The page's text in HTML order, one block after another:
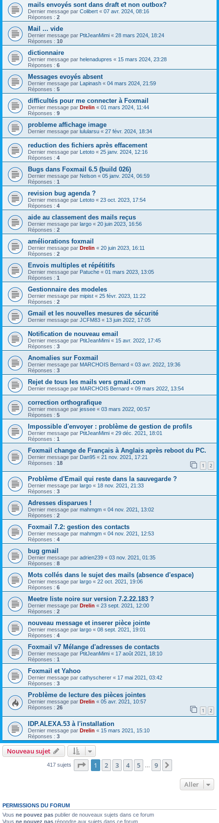
mails envoyés sont dans draft et non outbox?
Dernier message par Colibert « 07 avr. 2024, 08:16
Réponses : 2
Mail ... vide
Dernier message par PtitJeanMimi « 28 mars 2024, 18:24
Réponses : 10
dictionnaire
Dernier message par helenadupres « 15 mars 2024, 23:28
Réponses : 6
Messages evoyés absent
Dernier message par Lapinash « 04 mars 2024, 21:59
Réponses : 5
difficultés pour me connecter à Foxmail
Dernier message par Drelin « 01 mars 2024, 11:44
Réponses : 9
probleme affichage image
Dernier message par lulularsu « 27 févr. 2024, 18:34
reduction des fichiers après effacement
Dernier message par Letoto « 25 janv. 2024, 12:16
Réponses : 4
Bugs dans Foxmail 6.5 (build 026)
Dernier message par Nelson « 05 janv. 2024, 06:59
Réponses : 1
revision bug agenda ?
Dernier message par Letoto « 23 oct. 2023, 17:54
Réponses : 4
aide au classement des mails reçus
Dernier message par largo « 20 juin 2023, 16:56
Réponses : 2
améliorations foxmail
Dernier message par Drelin « 20 juin 2023, 16:11
Réponses : 2
Envois multiples et répétitifs
Dernier message par Patuche « 01 mars 2023, 13:05
Réponses : 1
Gestionnaire des modeles
Dernier message par mipist « 25 févr. 2023, 11:22
Réponses : 2
Gmail et les nouvelles mesures de sécurité
Dernier message par JCFM83 « 13 juin 2022, 17:05
Notification de nouveau email
Dernier message par PtitJeanMimi « 15 avr. 2022, 17:45
Réponses : 3
Anomalies sur Foxmail
Dernier message par MARCHOIS Bernard « 03 avr. 2022, 19:36
Réponses : 3
Rejet de tous les mails vers gmail.com
Dernier message par MARCHOIS Bernard « 09 mars 2022, 13:54
correction orthografique
Dernier message par jessee « 03 mars 2022, 00:57
Réponses : 5
Impossible d'envoyer : problème de gestion de profils
Dernier message par PtitJeanMimi « 29 déc. 2021, 18:01
Réponses : 1
Foxmail change de Français à Anglais après reboot du PC.
Dernier message par Dan95 « 21 nov. 2021, 17:21
Réponses : 18 1 2
Problème d'Email qui reste dans la sauvegarde ?
Dernier message par largo « 18 nov. 2021, 21:33
Réponses : 3
Adresses disparues !
Dernier message par mahmgm « 04 nov. 2021, 13:02
Réponses : 2
Foxmail 7.2: gestion des contacts
Dernier message par mahmgm « 04 nov. 2021, 12:53
Réponses : 4
bug gmail
Dernier message par adrien239 « 03 nov. 2021, 01:35
Réponses : 8
Mots collés dans le sujet des mails (absence d'espace)
Dernier message par largo « 22 oct. 2021, 19:06
Réponses : 6
Meetre liste noire sur version 7.2.22.183 ?
Dernier message par Drelin « 23 sept. 2021, 12:00
Réponses : 2
nouveau message et inserer pièce jointe
Dernier message par largo « 08 sept. 2021, 19:01
Réponses : 4
Foxmail v7 Mélange d'adresses de contacts
Dernier message par PtitJeanMimi « 17 août 2021, 18:10
Réponses : 1
Foxmail et Yahoo
Dernier message par cathyscherer « 17 mai 2021, 03:42
Réponses : 3
Problème de lecture des pièces jointes
Dernier message par Drelin « 05 avr. 2021, 10:57
Réponses : 26 1 2
IDP.ALEXA.53 à l'installation
Dernier message par Drelin « 15 mars 2021, 15:10
Réponses : 3
Nouveau sujet
417 sujets Page 1sur9
1 2 3 4 5 9
Aller
PERMISSIONS DU FORUM
Vous ne pouvez pas publier de nouveaux sujets dans ce forum
Vous ne pouvez pas répondre aux sujets dans ce forum